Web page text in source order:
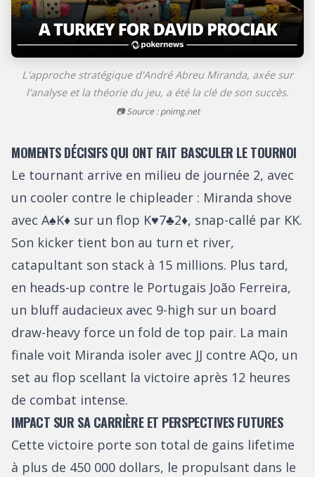
L'approche stratégique d'André Abreu Miranda, axée sur
l'analyse et la théorie du jeu, a été la clé de son succès.
📷 Source : pnimg.net
MOMENTS DÉCISIFS QUI ONT FAIT BASCULER LE TOURNOI
Le tournant arrive en milieu de journée 2, avec
un cooler contre le chipleader : Miranda shove
avec A♠K♦ sur un flop K♥7♣2♦, snap-callé par KK.
Son kicker tient bon au turn et river,
catapultant son stack à 15 millions. Plus tard,
en heads-up contre le Portugais João Ferreira,
un bluff audacieux avec 9-high sur un board
draw-heavy force un fold de top pair. La main
finale voit Miranda isoler avec JJ contre AQo, un
set au flop scellant la victoire après 12 heures
de combat intense.
IMPACT SUR SA CARRIÈRE ET PERSPECTIVES FUTURES
Cette victoire porte son total de gains lifetime
à plus de 450 000 dollars, le propulsant dans le